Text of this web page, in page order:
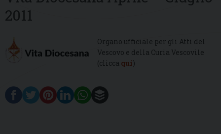
2011
Organo ufficiale per gli Atti del
Vescovo e della Curia Vescovile
(clicca qui)